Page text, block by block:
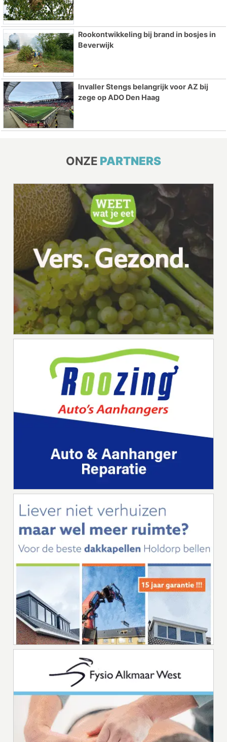
Rookontwikkeling bij brand in bosjes in
Beverwijk
Invaller Stengs belangrijk voor AZ bij
zege op ADO Den Haag
ONZE PARTNERS